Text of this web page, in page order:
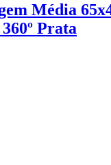
Média
Prata